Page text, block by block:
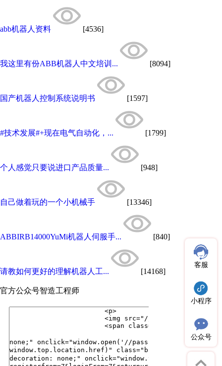
abb机器人资料 [4536]
我这里有份ABB机器人中文培训... [8094]
国产机器人控制系统说明书 [1597]
#技术发展#+现在电气自动化，... [1799]
个人感觉只要说进口产品质量... [948]
自己做着玩的一个小机械手 [13346]
ABBIRB14000YuMi机器人伺服手... [840]
请教如何更好的理解机器人工... [14168]
官方公众号智造工程师
客服
小程序
公众号